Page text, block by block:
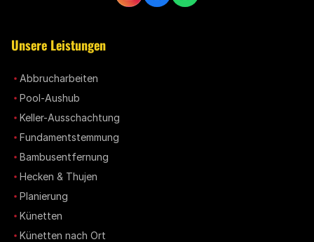
Unsere Leistungen
Abbrucharbeiten
Pool-Aushub
Keller-Ausschachtung
Fundamentstemmung
Bambusentfernung
Hecken & Thujen
Planierung
Künetten
Künetten nach Ort